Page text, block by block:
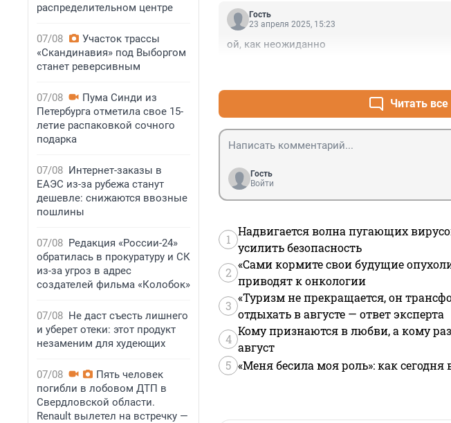
распределительном центре
07/08
Участок трассы
«Скандинавия» под Выборгом
станет реверсивным
07/08
Пума Синди из
Петербурга отметила свое 15-
летие распаковкой сочного
подарка
07/08 Интернет-заказы в
ЕАЭС из-за рубежа станут
дешевле: снижаются ввозные
пошлины
07/08 Редакция «России-24»
обратилась в прокуратуру и СК
из-за угроз в адрес
создателей фильма «Колобок»
07/08 Не даст съесть лишнего
и уберет отеки: этот продукт
незаменим для худеющих
07/08
Пять человек
погибли в лобовом ДТП в
Свердловской области.
Renault вылетел на встречку —
Гость
23 апреля 2025, 15:23
ой, как неожиданно
Читать
Гость
Войти
1
Надвигается волна пугающих
усилить безопасность
2
«Сами кормите свои будущие
приводят к онкологии
3
«Туризм не прекращается, он
отдыхать в августе — ответ эксперта
4
Кому признаются в любви, а кому
август
5 «Меня бесила моя роль»: как